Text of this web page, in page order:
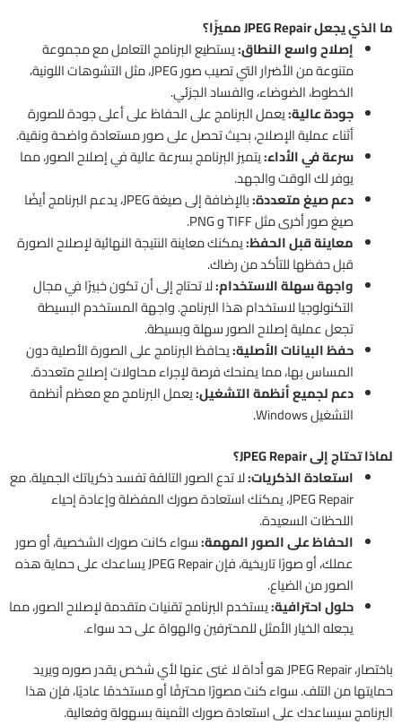
ما الذي يجعل JPEG Repair مميزًا؟
إصلاح واسع النطاق:يستطيع البرنامج التعامل مع مجموعة
متنوعة من الأضرار التي تصيب صور JPEG، مثل التشوهات اللونية،
الخطوط، الضوضاء، والفساد الجزئي.
جودة عالية:يعمل البرنامج على الحفاظ على أعلى جودة للصورة
أثناء عملية الإصلاح، بحيث تحصل على صور مستعادة واضحة ونقية.
سرعة في الأداء:يتميز البرنامج بسرعة عالية في إصلاح الصور، مما
يوفر لك الوقت والجهد.
دعم صيغ متعددة:
بالإضافة إلى صيغة JPEG، يدعم البرنامج أيضًا
صيغ صور أخرى مثل TIFF و PNG.
معاينة قبل الحفظ:يمكنك معاينة النتيجة النهائية لإصلاح الصورة
قبل حفظها للتأكد من رضاك.
واجهة سهلة الاستخدام:لا تحتاج إلى أن تكون خبيرًا في مجال
التكنولوجيا لاستخدام هذا البرنامج. واجهة المستخدم البسيطة
تجعل عملية إصلاح الصور سهلة وبسيطة.
حفظ البيانات الأصلية:يحافظ البرنامج على الصورة الأصلية دون
المساس بها، مما يمنحك فرصة لإجراء محاولات إصلاح متعددة.
دعم لجميع أنظمة التشغيل:يعمل البرنامج مع معظم أنظمة
التشغيل Windows.
لماذا تحتاج إلى JPEG Repair؟
استعادة الذكريات:لا تدع الصور التالفة تفسد ذكرياتك الجميلة. مع
JPEG Repair، يمكنك استعادة صورك المفضلة وإعادة إحياء
اللحظات السعيدة.
الحفاظ على الصور المهمة:سواء كانت صورك الشخصية، أو صور
عملك، أو صورًا تاريخية، فإن JPEG Repair يساعدك على حماية هذه
الصور من الضياع.
حلول احترافية:يستخدم البرنامج تقنيات متقدمة لإصلاح الصور، مما
يجعله الخيار الأمثل للمحترفين والهواة على حد سواء.
باختصار، JPEG Repair هو أداة لا غنى عنها لأي شخص يقدر صوره ويريد
حمايتها من التلف. سواء كنت مصورًا محترفًا أو مستخدمًا عاديًا، فإن هذا
البرنامج سيساعدك على استعادة صورك الثمينة بسهولة وفعالية.